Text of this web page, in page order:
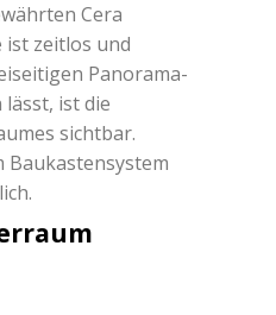
Cera
ist zeitlos und
Panorama-
ist die
sichtbar.